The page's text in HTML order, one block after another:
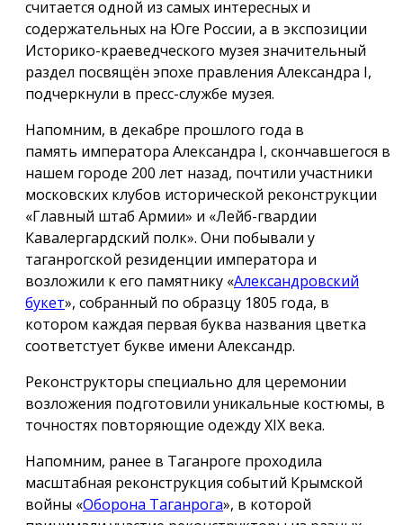
считается одной из самых интересных и
содержательных на Юге России, а в экспозиции
Историко-краеведческого музея значительный
раздел посвящён эпохе правления Александра I,
подчеркнули в пресс-службе музея.
Напомним, в декабре прошлого года в
память императора Александра I, скончавшегося в
нашем городе 200 лет назад, почтили участники
московских клубов исторической реконструкции
«Главный штаб Армии» и «Лейб-гвардии
Кавалергардский полк». Они побывали у
таганрогской резиденции императора и
возложили к его памятнику «Александровский
букет», собранный по образцу 1805 года, в
котором каждая первая буква названия цветка
соответстует букве имени Александр.
Реконструкторы специально для церемонии
возложения подготовили уникальные костюмы, в
точностях повторяющие одежду ХIX века.
Напомним, ранее в Таганроге проходила
масштабная реконструкция событий Крымской
войны «Оборона Таганрога», в которой